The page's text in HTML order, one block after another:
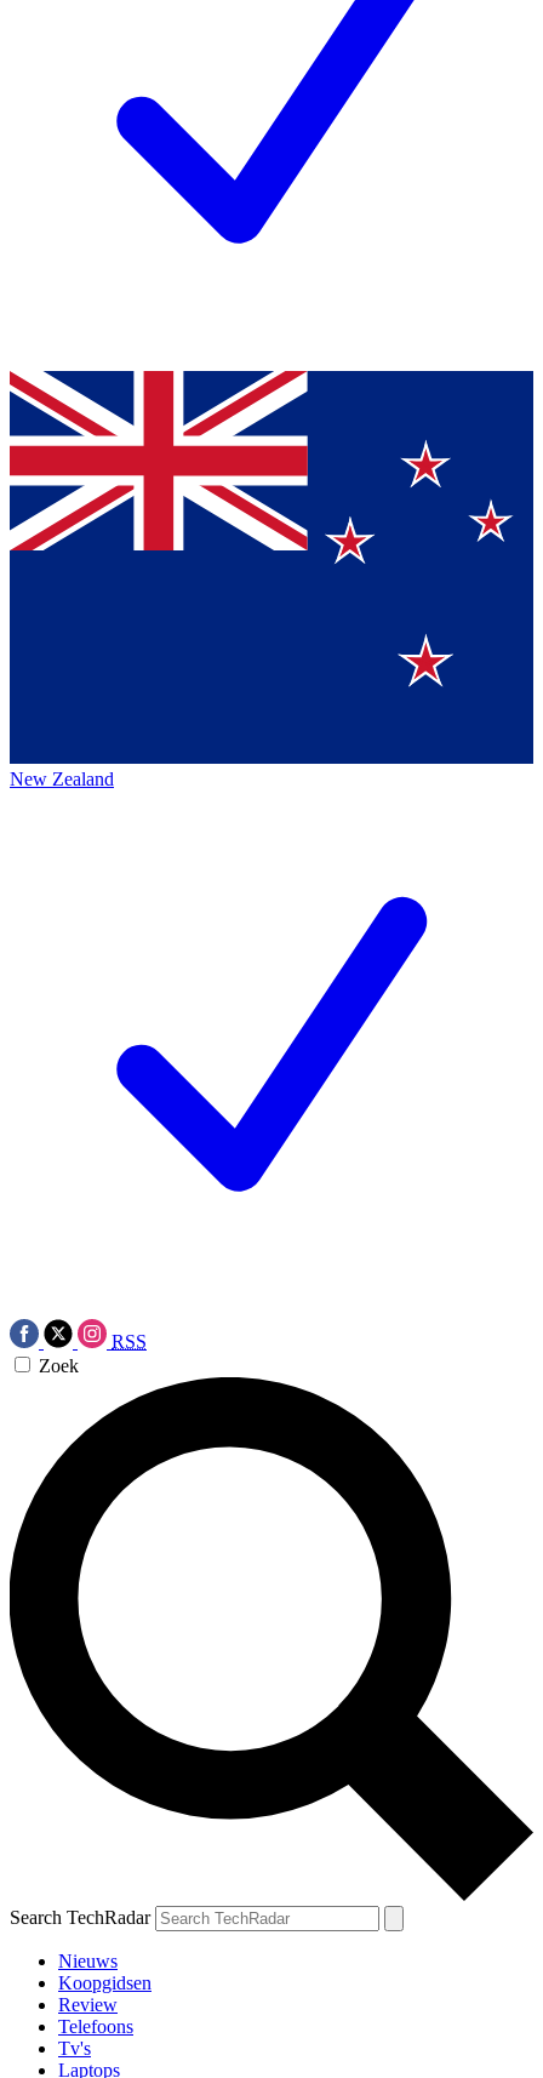
New Zealand
RSS
Zoek
Search TechRadar
Nieuws
Koopgidsen
Review
Telefoons
Tv's
Laptops